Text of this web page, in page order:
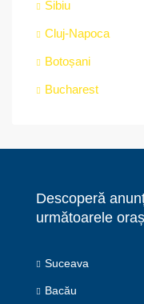
Sibiu
Cluj-Napoca
Botoșani
Bucharest
Descoperă
următoarele
Suceava
Bacău